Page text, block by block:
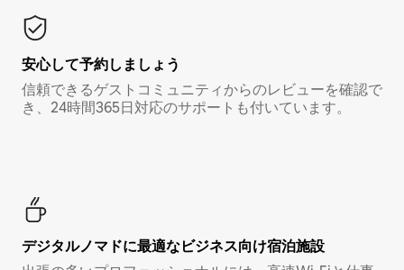
安心して予約しましょう
信頼できるゲストコミュニティからのレビューを確認で
き、24時間365日対応のサポートも付いています。
デジタルノマド⁠に最⁠適⁠なビ⁠ジ⁠ネ⁠ス⁠向⁠け宿⁠泊⁠施⁠設